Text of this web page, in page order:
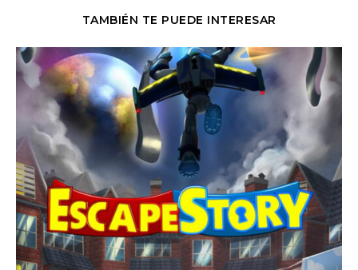
TAMBIÉN TE PUEDE INTERESAR